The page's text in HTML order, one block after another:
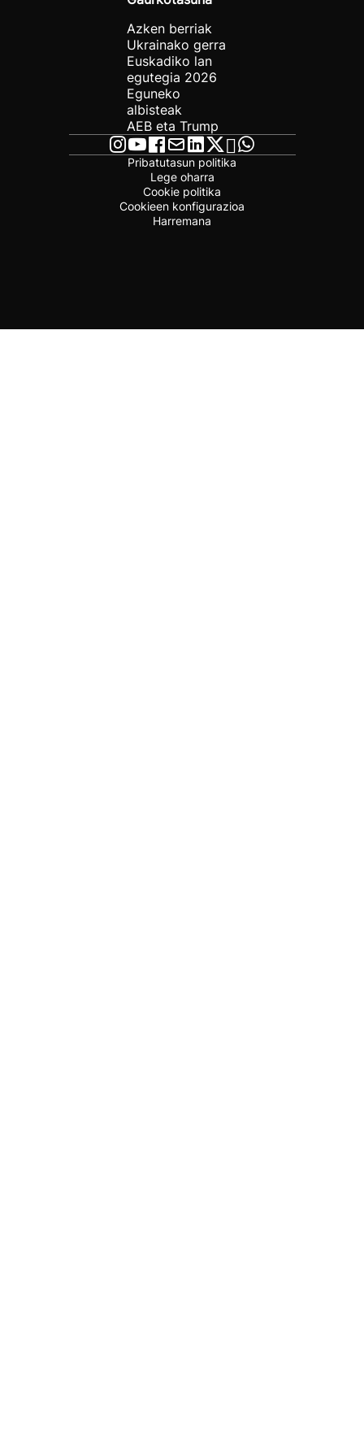
Azken berriak
Ukrainako gerra
Euskadiko lan
egutegia 2026
Eguneko
albisteak
AEB eta Trump
Pribatutasun politika
Lege oharra
Cookie politika
Cookieen konfigurazioa
Harremana